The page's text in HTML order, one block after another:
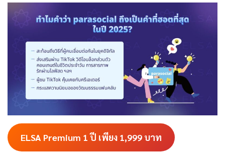
ELSA Premium 1 ปี เพียง 1,999 บาท